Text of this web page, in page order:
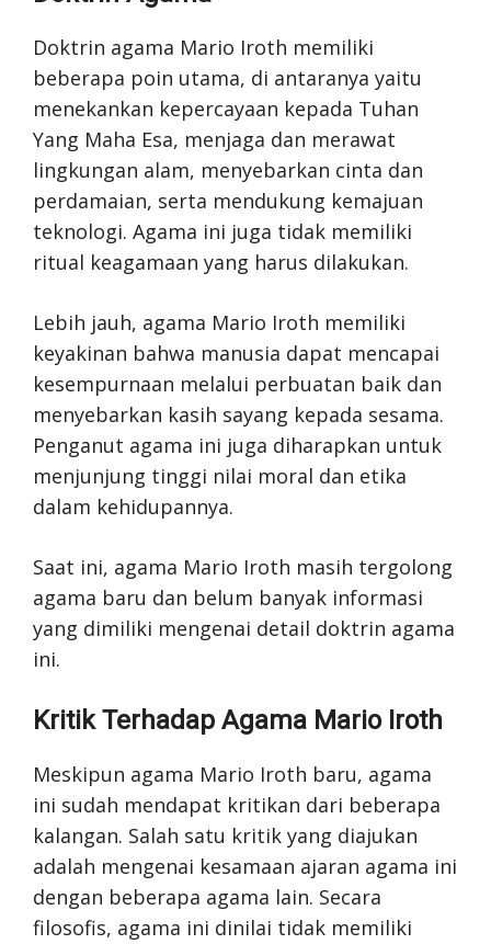
Doktrin agama Mario Iroth memiliki
beberapa poin utama, di antaranya yaitu
menekankan kepercayaan kepada Tuhan
Yang Maha Esa, menjaga dan merawat
lingkungan alam, menyebarkan cinta dan
perdamaian, serta mendukung kemajuan
teknologi. Agama ini juga tidak memiliki
ritual keagamaan yang harus dilakukan.
Lebih jauh, agama Mario Iroth memiliki
keyakinan bahwa manusia dapat mencapai
kesempurnaan melalui perbuatan baik dan
menyebarkan kasih sayang kepada sesama.
Penganut agama ini juga diharapkan untuk
menjunjung tinggi nilai moral dan etika
dalam kehidupannya.
Saat ini, agama Mario Iroth masih tergolong
agama baru dan belum banyak informasi
yang dimiliki mengenai detail doktrin agama
ini.
Kritik Terhadap Agama Mario Iroth
Meskipun agama Mario Iroth baru, agama
ini sudah mendapat kritikan dari beberapa
kalangan. Salah satu kritik yang diajukan
adalah mengenai kesamaan ajaran agama ini
dengan beberapa agama lain. Secara
filosofis, agama ini dinilai tidak memiliki